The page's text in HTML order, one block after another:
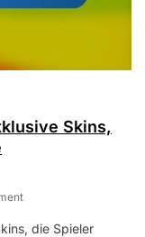
Skins,
On
Jagdpreis-
die Spieler